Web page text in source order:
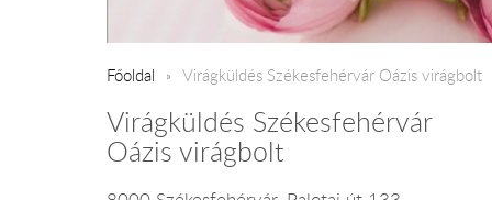
Főoldal Virágküldés Székesfehérvár Oázis virágbolt
Virágküldés Székesfehérvár
Oázis virágbolt